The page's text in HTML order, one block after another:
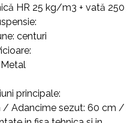
HR 25 kg/m3 + vată
centuri
Metal
principale:
Adancime sezut: 60 cm